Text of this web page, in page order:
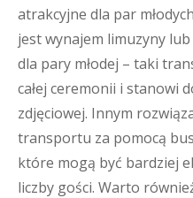
atrakcyjne dla par
jest wynajem limuzyny
dla pary młodej – taki
całej ceremonii i stanowi
zdjęciowej. Innym
transportu za pomocą
które mogą być bardziej
liczby gości. Warto